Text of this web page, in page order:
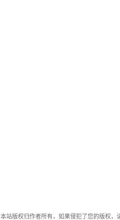
本站版权归作者所有，如果侵犯了您的版权